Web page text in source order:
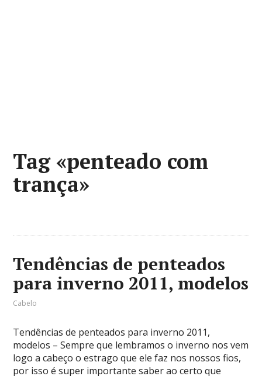
Tag «penteado com
trança»
Tendências de penteados
para inverno 2011, modelos
Cabelo
Tendências de penteados para inverno 2011,
modelos – Sempre que lembramos o inverno nos vem
logo a cabeço o estrago que ele faz nos nossos fios,
por isso é super importante saber ao certo que